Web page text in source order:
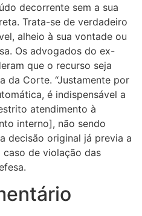
decorrente sem a sua
Trata-se de verdadeiro
alheio à sua vontade ou
Os advogados do ex-
que o recurso seja
da Corte. “Justamente por
é indispensável a
atendimento à
interno], não sendo
decisão original já previa a
de violação das